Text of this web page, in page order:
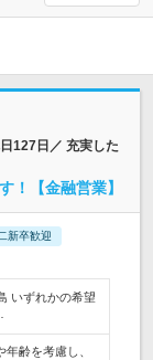
127日／ 充実した
【金融営業】
新卒歓迎
いずれかの希望
齢を考慮し、